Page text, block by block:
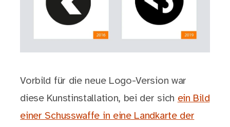
Vorbild für die neue Logo-Version war
diese Kunstinstallation, bei der sich ein Bild
einer Schusswaffe in eine Landkarte der